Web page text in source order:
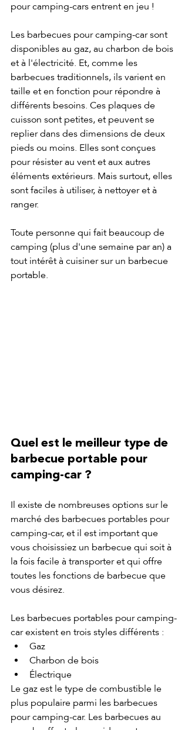
pour camping-cars entrent en jeu !
Les barbecues pour camping-car sont
disponibles au gaz, au charbon de bois
et à l'électricité. Et, comme les
barbecues traditionnels, ils varient en
taille et en fonction pour répondre à
différents besoins. Ces plaques de
cuisson sont petites, et peuvent se
replier dans des dimensions de deux
pieds ou moins. Elles sont conçues
pour résister au vent et aux autres
éléments extérieurs. Mais surtout, elles
sont faciles à utiliser, à nettoyer et à
ranger.
Toute personne qui fait beaucoup de
camping (plus d'une semaine par an) a
tout intérêt à cuisiner sur un barbecue
portable.
Quel est le meilleur type de
barbecue portable pour
camping-car ?
Il existe de nombreuses options sur le
marché des barbecues portables pour
camping-car, et il est important que
vous choisissiez un barbecue qui soit à
la fois facile à transporter et qui offre
toutes les fonctions de barbecue que
vous désirez.
Les barbecues portables pour camping-
car existent en trois styles différents :
Gaz
Charbon de bois
Électrique
Le gaz est le type de combustible le
plus populaire parmi les barbecues
pour camping-car. Les barbecues au